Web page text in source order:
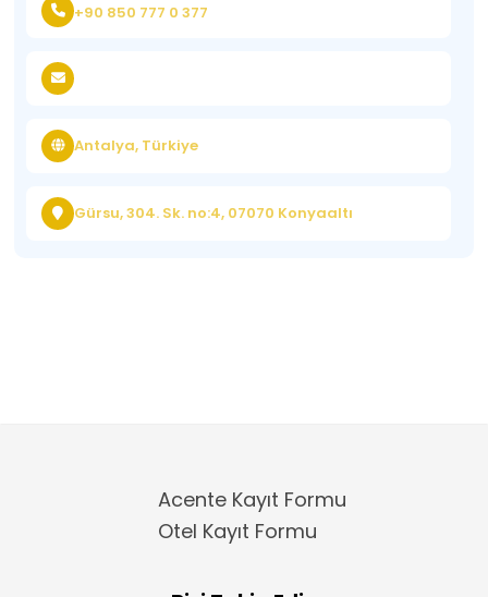
+90 850 777 0 377
Antalya, Türkiye
Gürsu, 304. Sk. no:4, 07070 Konyaaltı
Acente Kayıt Formu
Otel Kayıt Formu